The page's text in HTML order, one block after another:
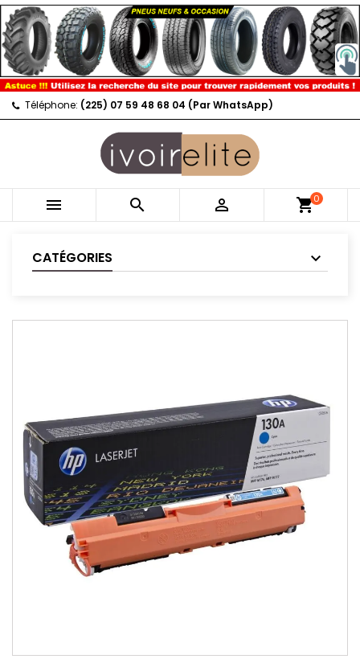
Téléphone: (225) 07 59 48 68 04 (Par WhatsApp)
   shopping_cart0
CATÉGORIES